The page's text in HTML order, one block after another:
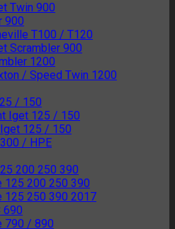
Twin 900
900
T100 / T120
Scrambler 900
1200
/ Speed Twin 1200
/ 150
Iget 125 / 150
Iget 125 / 150
/ HPE
200 250 390
125 200 250 390
125 250 390 2017
690
790 / 890